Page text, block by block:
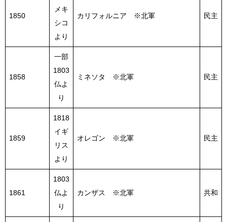
1850
メキ
シコ
より
カリフォルニア ※北軍 民主
1858
一部
1803
仏よ
り
ミネソタ ※北軍 民主
1859
1818
イギ
リス
より
オレゴン ※北軍 民主
1861
1803
仏よ
り
カンザス ※北軍 共和